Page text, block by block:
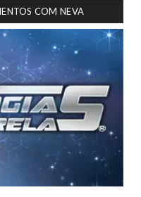
COM NEVA